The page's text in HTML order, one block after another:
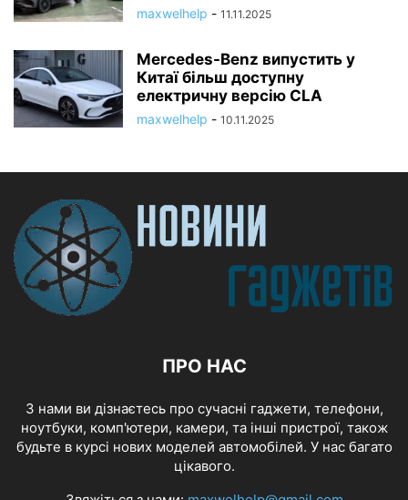
maxwelhelp - 11.11.2025
Mercedes-Benz випустить у
Китаї більш доступну
електричну версію CLA
maxwelhelp - 10.11.2025
ПРО НАС
З нами ви дізнаєтесь про сучасні гаджети, телефони,
ноутбуки, комп'ютери, камери, та інші пристрої, також
будьте в курсі нових моделей автомобілей. У нас багато
цікавого.